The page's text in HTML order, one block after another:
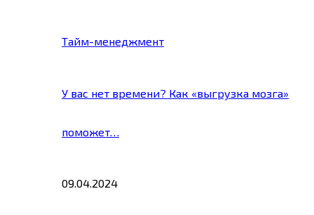
Тайм-менеджмент
У вас нет времени? Как «выгрузка мозга»
поможет…
09.04.2024